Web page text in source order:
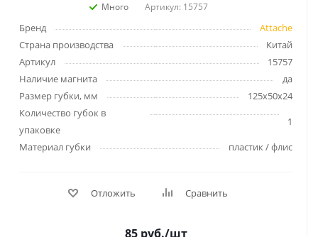
Много Артикул: 15757
Бренд
Attache
Страна производства
Китай
Артикул
15757
Наличие магнита
да
Размер губки, мм
125х50х24
Количество губок в
упаковке
1
Материал губки
пластик / флис
Отложить Сравнить
85 руб./шт